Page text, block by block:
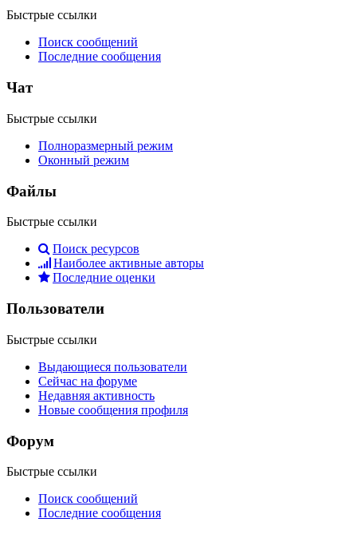
Быстрые ссылки
Поиск сообщений
Последние сообщения
Чат
Быстрые ссылки
Полноразмерный режим
Оконный режим
Файлы
Быстрые ссылки
Поиск ресурсов
Наиболее активные авторы
Последние оценки
Пользователи
Быстрые ссылки
Выдающиеся пользователи
Сейчас на форуме
Недавняя активность
Новые сообщения профиля
Форум
Быстрые ссылки
Поиск сообщений
Последние сообщения